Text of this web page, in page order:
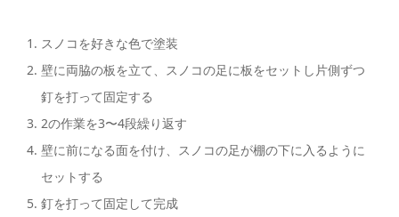
スノコを好きな色で塗装
壁に両脇の板を立て、スノコの足に板をセットし片側ずつ
釘を打って固定する
2の作業を3〜4段繰り返す
壁に前になる面を付け、スノコの足が棚の下に入るように
セットする
釘を打って固定して完成